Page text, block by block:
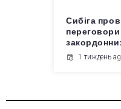
Сибіга
переговори
1 тиждень